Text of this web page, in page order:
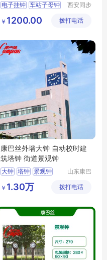
电子挂钟 车站子母钟
子母钟厂家
西安同步
有限公司
￥ 1200.00 拨打电话
康巴丝外墙大钟 自动校时建
筑塔钟 街道景观钟
大钟 塔钟 景观钟
山东康巴
限公司
￥ 1.30万 拨打电话